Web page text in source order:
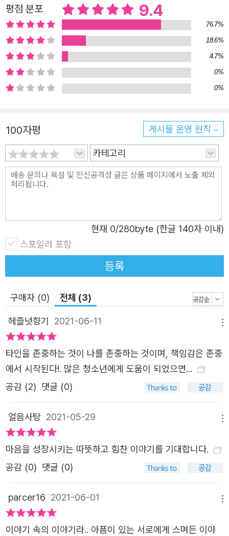
안에서 들은 흥미진진한 이야기를 통해 아이들은 ‘내게 삶을
책임질 준비가 되어 있는가?’라는 질문을 스스로에게 던진
다. 책임감은 인간이 타고나는 본능이 아니기 때문에 청소년
들에게 요구하기 까다로운 덕목이다. 어른이 되어서도 자신
의 행동에 책임지는 것이 어렵고 두렵기 마련인데, 청소년들
은 더더욱 그러하. 하지만 책임감을 갖는 시작은 생각보다
를 따르라. 자기에 대한 존중(Respect for self), 다른 사람
에 대한 존중(Respect for others), 당신의 모든 행동에 대
한 책임감(Responsibility for all your actions).”이라고
말한 것처럼, 책임은 존중에서 시작된다. 타인을 존중하는
것이 나를 존중하는 것이며, 타인을 지키는 것이 나를 지키
말한다. 그러한 마음이 꾸준히 이어진다면 곧 자신을 존중하
고, 삶을 책임질 수 있게 될 것이다. 당신을 더 나은 내일로
데려다주는 스토리텔링 버스에 함께 올라타 보는 것은 어떨
까.
평점 분포 9.4
76.7%
18.6%
4.7%
0%
0%
100자평 게시물 운영 원칙
카테고리
현재 0/280byte (한글 140자 이내)
스포일러 포함
등록
구매자 (0) 전체 (3)
헤즐넛향기 2021-06-11
타인을 존중하는 것이 나를 존중하는 것이며, 책임감은 존중
에서 시작된다!. 많은 청소년에게 도움이 되었으면...
공감 (2) 댓글 (0)
얼음사탕 2021-05-29
마음을 성장시키는 따뜻하고 힘찬 이야기를 기대합니다.
공감 (0) 댓글 (0)
parcer16 2021-06-01
이야기 속의 이야기라.. 아픔이 있는 서로에게 스며든 이야